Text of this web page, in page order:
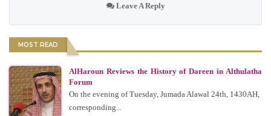
Leave A Reply
MOST READ
AlHaroun Reviews the History of Dareen in Althulatha
Forum
On the evening of Tuesday, Jumada Alawal 24th, 1430AH,
corresponding...